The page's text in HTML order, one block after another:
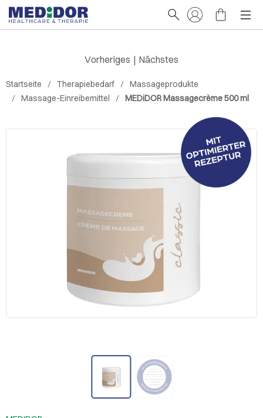
Startseite Therapiebedarf
Massageprodukte
Massage-Einreibemittel
MEDiDOR Massagecrème 500 ml
Vorheriges | Nächstes